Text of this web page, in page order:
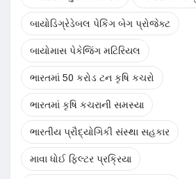
બાયોડિગ્રેડેબલ પેકિંગ બેગ પ્રોજેક્ટ
બાયોમાસ પેકેજિંગ મટિરિયલ
ભારતમાં 50 કરોડ ટન કૃષિ કચરો
ભારતમાં કૃષિ કચરાની સમસ્યા
ભારતીય પ્રૌદ્યોગિકી સંસ્થા સહકાર
માવા ધોઈ ફિલ્ટર પ્રક્રિયા